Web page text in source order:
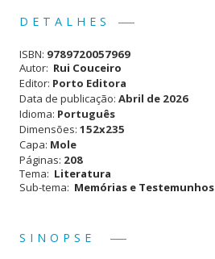
17,75 €.
Maldição
DETALHES
ISBN: 9789720057969
Autor: Rui Couceiro
Editor: Porto Editora
Data de publicação: Abril de 2026
Idioma: Português
Dimensões: 152x235
Capa: Mole
Páginas: 208
Tema: Literatura
Sub-tema: Memórias e Testemunhos
SINOPSE